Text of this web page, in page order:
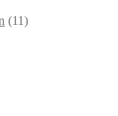
(11)